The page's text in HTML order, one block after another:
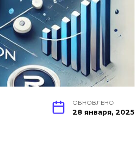
ОБНОВЛЕНО
28 января, 2025